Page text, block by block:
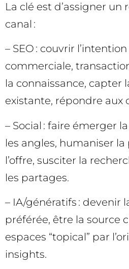
La clé est d’assigner un
canal :
– SEO : couvrir
commerciale,
la connaissance, capter
existante, répondre aux
– Social : faire émerger
les angles, humaniser
l’offre, susciter la
les partages.
– IA/génératifs : devenir
préférée, être la source
espaces “topical” par
insights.